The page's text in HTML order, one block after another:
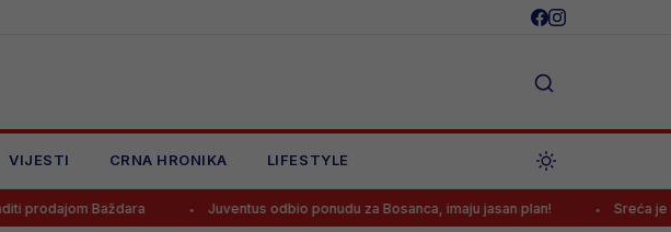
VIJESTI CRNA HRONIKA LIFESTYLE
Juventus odbio ponudu za Bosanca, imaju jasan plan! Sreća je Emanu Košpi